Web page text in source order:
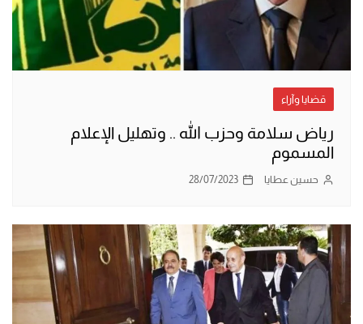
قضايا وآراء
رياض سلامة وحزب الله .. وتهليل الإعلام
المسموم
حسين عطايا 28/07/2023